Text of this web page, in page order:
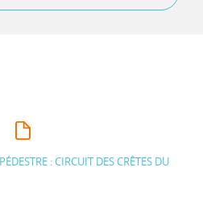
: CIRCUIT DES CRÊTES DU